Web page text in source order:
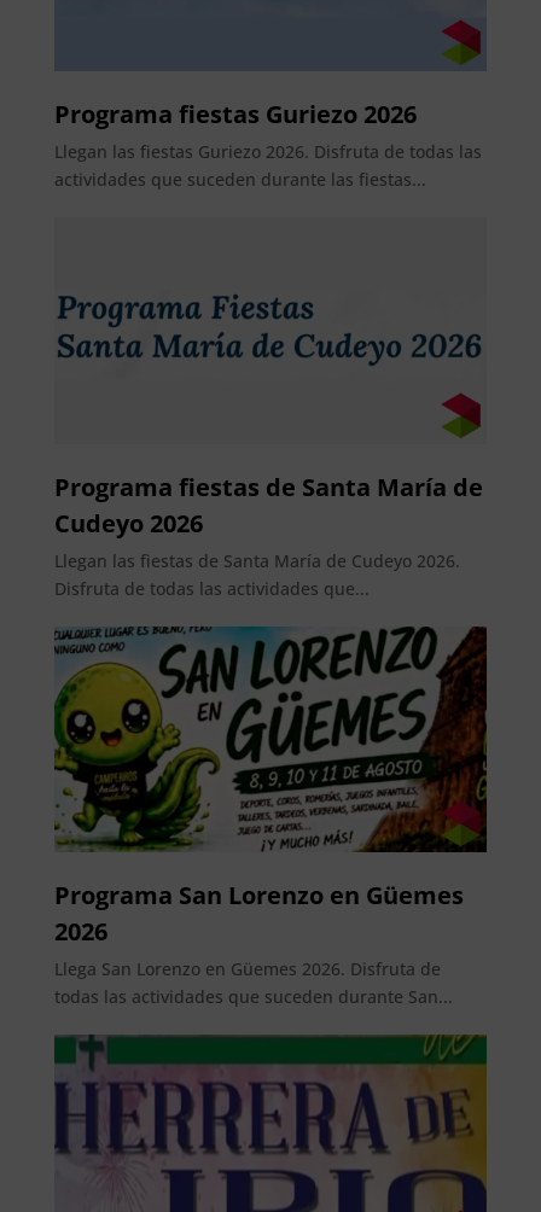
Programa fiestas Guriezo 2026
Llegan las fiestas Guriezo 2026. Disfruta de todas las
actividades que suceden durante las fiestas...
Programa fiestas de Santa María de
Cudeyo 2026
Llegan las fiestas de Santa María de Cudeyo 2026.
Disfruta de todas las actividades que...
Programa San Lorenzo en Güemes
2026
Llega San Lorenzo en Güemes 2026. Disfruta de
todas las actividades que suceden durante San...